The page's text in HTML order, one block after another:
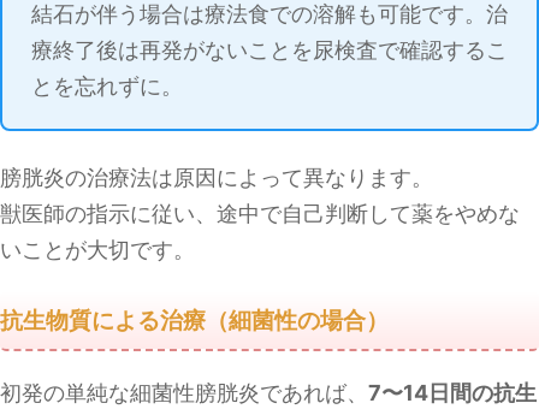
結石が伴う場合は療法食での溶解も可能です。治
療終了後は再発がないことを尿検査で確認するこ
とを忘れずに。
膀胱炎の治療法は原因によって異なります。
獣医師の指示に従い、途中で自己判断して薬をやめな
いことが大切です。
抗生物質による治療（細菌性の場合）
初発の単純な細菌性膀胱炎であれば、 7〜14日間の抗生